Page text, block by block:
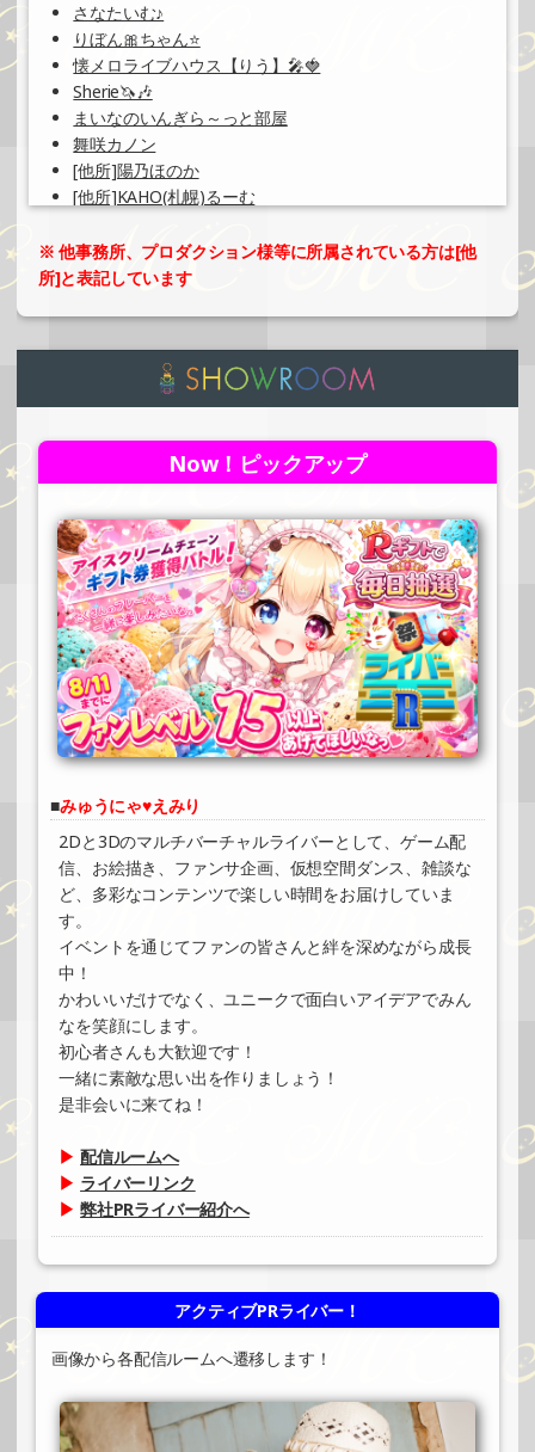
さなたいむ♪
りぼん🎀ちゃん⭐️
懐メロライブハウス【りう】🎤🍓
Sherie🦄🎶
まいなのいんぎら～っと部屋
舞咲カノン
[他所]陽乃ほのか
[他所]KAHO(札幌)るーむ
美月♡room
[他所]富山未夕／とみゅー
ひなちゃんルーム
🎸yuki-e🌱❆ayamenko
→カナ←🛸の惑星
Muru.🕊🖤
《Miの茶話会》川村美喜
422号室の壮子ちゃん
あずき菜月のアトリエ207号室
MKsoul代表 栗原将輝
※ 他事務所、プロダクション様等に所属されている方は[他
所]と表記しています
Now！ピックアップ
みゅうにゃ♥えみり
2Dと3Dのマルチバーチャルライバーとして、ゲーム配
信、お絵描き、ファンサ企画、仮想空間ダンス、雑談な
ど、多彩なコンテンツで楽しい時間をお届けしていま
す。
イベントを通じてファンの皆さんと絆を深めながら成長
中！
かわいいだけでなく、ユニークで面白いアイデアでみん
なを笑顔にします。
初心者さんも大歓迎です！
一緒に素敵な思い出を作りましょう！
是非会いに来てね！
▶配信ルームへ
▶ ライバーリンク
▶弊社PRライバー紹介へ
アクティブPRライバー！
画像から各配信ルームへ遷移します！